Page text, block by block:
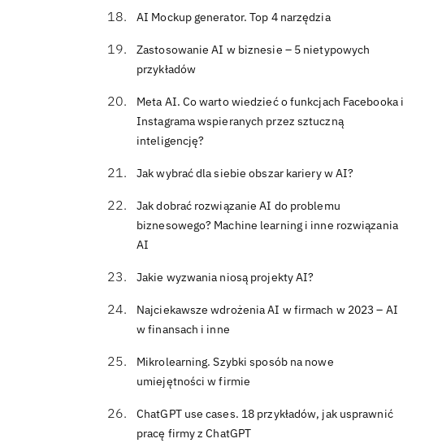
AI Mockup generator. Top 4 narzędzia
Zastosowanie AI w biznesie – 5 nietypowych
przykładów
Meta AI. Co warto wiedzieć o funkcjach Facebooka i
Instagrama wspieranych przez sztuczną
inteligencję?
Jak wybrać dla siebie obszar kariery w AI?
Jak dobrać rozwiązanie AI do problemu
biznesowego? Machine learning i inne rozwiązania
AI
Jakie wyzwania niosą projekty AI?
Najciekawsze wdrożenia AI w firmach w 2023 – AI
w finansach i inne
Mikrolearning. Szybki sposób na nowe
umiejętności w firmie
ChatGPT use cases. 18 przykładów, jak usprawnić
pracę firmy z ChatGPT